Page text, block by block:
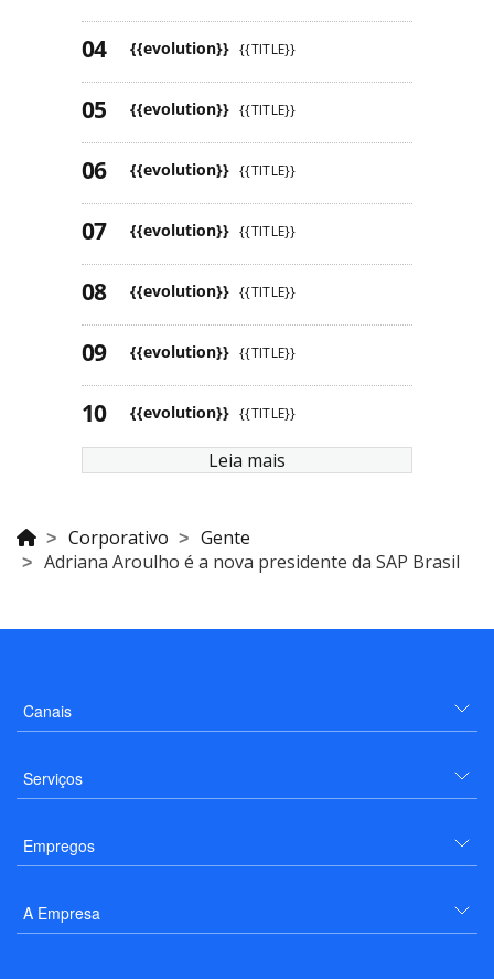
{{evolution}} {{TITLE}}
{{evolution}} {{TITLE}}
{{evolution}} {{TITLE}}
{{evolution}} {{TITLE}}
{{evolution}} {{TITLE}}
{{evolution}} {{TITLE}}
{{evolution}} {{TITLE}}
Leia mais
Corporativo
Gente
Adriana Aroulho é a nova presidente da SAP Brasil
Canais
Serviços
Empregos
A Empresa